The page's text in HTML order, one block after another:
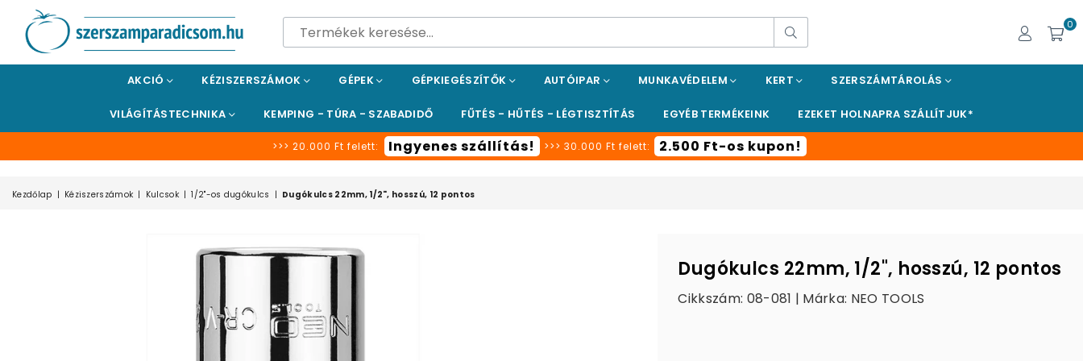
SZERSZÁMPARADICSOM
0
AKCIÓ KÉZISZERSZÁMOK GÉPEK GÉPKIEGÉSZÍTŐK AUTÓIPAR MUNKAVÉDELEM KERT SZERSZÁMTÁROLÁS
VILÁGÍTÁSTECHNIKA KEMPING - TÚRA - SZABADIDŐ FŰTÉS - HŰTÉS - LÉGTISZTÍTÁS EGYÉB TERMÉKEINK EZEKET HOLNAPRA SZÁLLÍTJUK*
>>> 20.000 Ft felett: Ingyenes szállítás! >>> 30.000 Ft felett: 2.500 Ft-os kupon!
Kezdőlap | Kéziszerszámok | Kulcsok | 1/2"-os dugókulcs | Dugókulcs 22mm, 1/2", hosszú, 12 pontos
Dugókulcs 22mm, 1/2", hosszú, 12 pontos
Cikkszám: 08-081 | Márka: NEO TOOLS